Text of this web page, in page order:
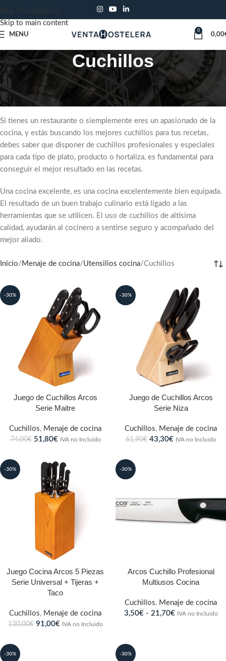
Skip to navigation
Skip to main content
MENU
0
0,00
Cuchillos
Elige los Cuchillos de Cocina que
Mejor se Adapten a tus Necesidades
Si tienes un restaurante o siemplemente eres un apasionado de la
cocina, y estás buscando los mejores cuchillos para tus recetas,
debes saber que disponer de cuchillos profesionales y especiales
para cada tipo de plato, producto o hortaliza, es fundamental para
conseguir el mejor resultado en las recetas.
Una cocina excelente, es una cocina excelentemente bien equipada.
El resultado de un buen trabajo culinario está ligado a las
herramientas que se utilicen. El uso de cuchillos de altísima
calidad, ayudarán al cocinero a sentirse seguro y acompañado del
mejor aliado.
Inicio Menaje de cocina Utensilios cocina Cuchillos
-30%
Juego de Cuchillos Arcos
Serie Maitre
Cuchillos, Menaje de cocina
74,00€ 51,80€ IVA no Incluido
-30%
Juego de Cuchillos Arcos
Serie Niza
Cuchillos, Menaje de cocina
61,90€ 43,30€ IVA no Incluido
-30%
Juego Cocina Arcos 5 Piezas
Serie Universal + Tijeras +
Taco
Cuchillos, Menaje de cocina
130,00€ 91,00€ IVA no Incluido
-30%
Arcos Cuchillo Profesional
Multiusos Cocina
Cuchillos, Menaje de cocina
3,50€ - 21,70€ IVA no Incluido
-30% -30%